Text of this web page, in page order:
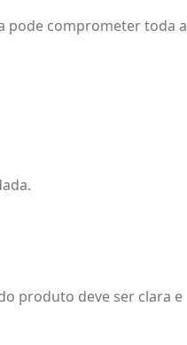
pode comprometer toda a
produto deve ser clara e